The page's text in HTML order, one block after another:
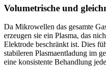
Volumetrische und
Da Mikrowellen das gesamte
erzeugen sie ein Plasma, das
Elektrode beschränkt ist. Dies
stabileren Plasmaentladung im
eine konsistente Behandlung